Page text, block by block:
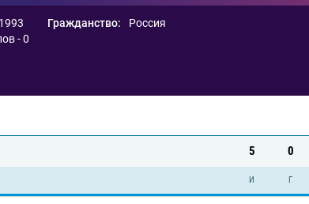
Гражданство:
Россия
- 0
5 0
И Г